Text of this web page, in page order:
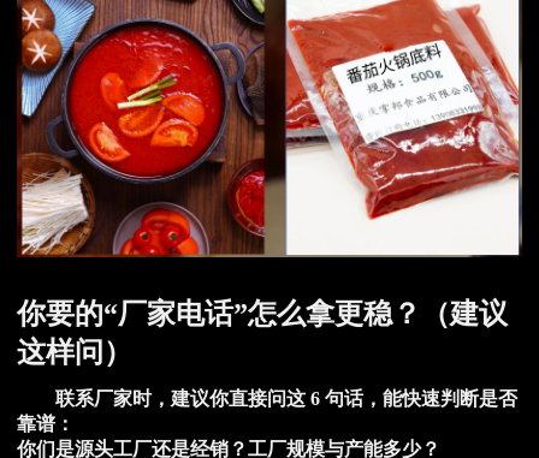
你要的“厂家电话”怎么拿更稳？（建议
这样问）
联系厂家时，建议你直接问这 6 句话，能快速判断是否
靠谱：
你们是源头工厂还是经销？工厂规模与产能多少？